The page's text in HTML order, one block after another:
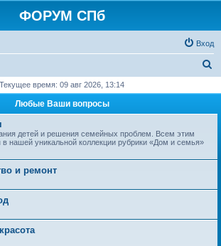
ФОРУМ СПб
Вход
с
Текущее время: 09 авг 2026, 13:14
Любые Ваши вопросы
детей и решения семейных проблем. Всем этим
в нашей уникальной коллекции рубрики «Дом и семья»
и ремонт